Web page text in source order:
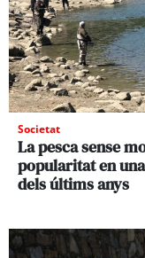
Societat
La pesca sense
popularitat en
dels últims anys